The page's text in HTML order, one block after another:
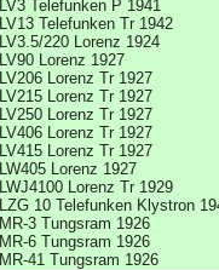
LV3 Telefunken P 1941
LV13 Telefunken Tr 1942
LV3.5/220 Lorenz 1924
LV90 Lorenz 1927
LV206 Lorenz Tr 1927
LV215 Lorenz Tr 1927
LV250 Lorenz Tr 1927
LV406 Lorenz Tr 1927
LV415 Lorenz Tr 1927
LW405 Lorenz 1927
LWJ4100 Lorenz Tr 1929
LZG 10 Telefunken Klystron
MR-3 Tungsram 1926
MR-6 Tungsram 1926
MR-41 Tungsram 1926